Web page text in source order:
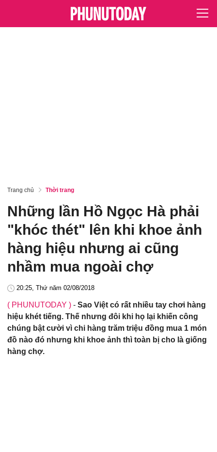
Trang chủ Thời trang
Những lần Hồ Ngọc Hà phải
"khóc thét" lên khi khoe ảnh
hàng hiệu nhưng ai cũng
nhầm mua ngoài chợ
20:25, Thứ năm 02/08/2018
( PHUNUTODAY ) - Sao Việt có rất nhiều tay chơi hàng
hiệu khét tiếng. Thế nhưng đôi khi họ lại khiến công
chúng bật cười vì chi hàng trăm triệu đồng mua 1 món
đồ nào đó nhưng khi khoe ảnh thì toàn bị cho là giống
hàng chợ.